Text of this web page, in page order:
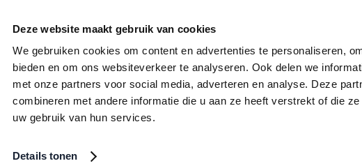
Deze website maakt gebruik van cookies
We gebruiken cookies om content en advertenties te personaliseren,
bieden en om ons websiteverkeer te analyseren. Ook delen we
met onze partners voor social media, adverteren en analyse. Deze
combineren met andere informatie die u aan ze heeft verstrekt of die
uw gebruik van hun services.
Details tonen